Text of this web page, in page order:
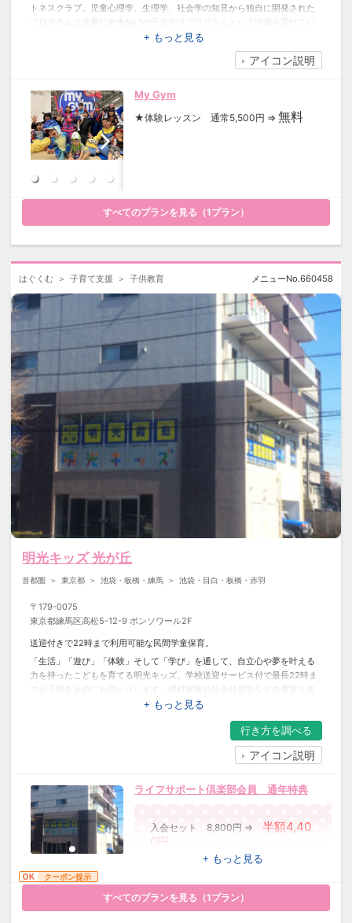
トネスクラブ。児童心理学、生理学、社会学の知見から独自に開発された
プログラムは世界に全米No.1の子供向けプログラムとして評価を受けてい
ます。月齢別に設定されたクラスでは必要不可欠な運動能力の育成はもち
ろん、新しいことに挑戦する積極性や自信も育てます。レッスンはネイテ
ィブインストラクターにより英語で進行されます。楽しみながら自然に英
力や非認知能力を養うことができます。
+ もっと見る
アイコン説明
My Gym
★体験レッスン 通常5,500円 ⇒ 無料
すべてのプランを見る（1プラン）
はぐくむ 子育て支援 子供教育 メニューNo.660458
明光キッズ 光が丘
首都圏 東京都 池袋・板橋・練馬 池袋・目白・板橋・赤羽
〒 179-0075
東京都練馬区高松5-12-9 ボンソワール2F
送迎付きで22時まで利用可能な民間学童保育。
「生活」「遊び」「体験」そして「学び」を通して、自立心や夢を叶える
力を持ったこどもを育てる明光キッズ。学校送迎サービス付で最長22時ま
でお子様を大切にお預かりします。理科実験や社会科見学などの豊富な体
験イベントや、確かな基礎学力を身につける「学びクラス」（授業）も受
+ もっと見る
行き方を調べる
アイコン説明
ライフサポート倶楽部会員 通年特典
入会セット 8,800円 ⇒ 半額4,40
0円
※レギュラー会員に入会いただける場
+ もっと見る
クーポン提示
すべてのプランを見る（1プラン）